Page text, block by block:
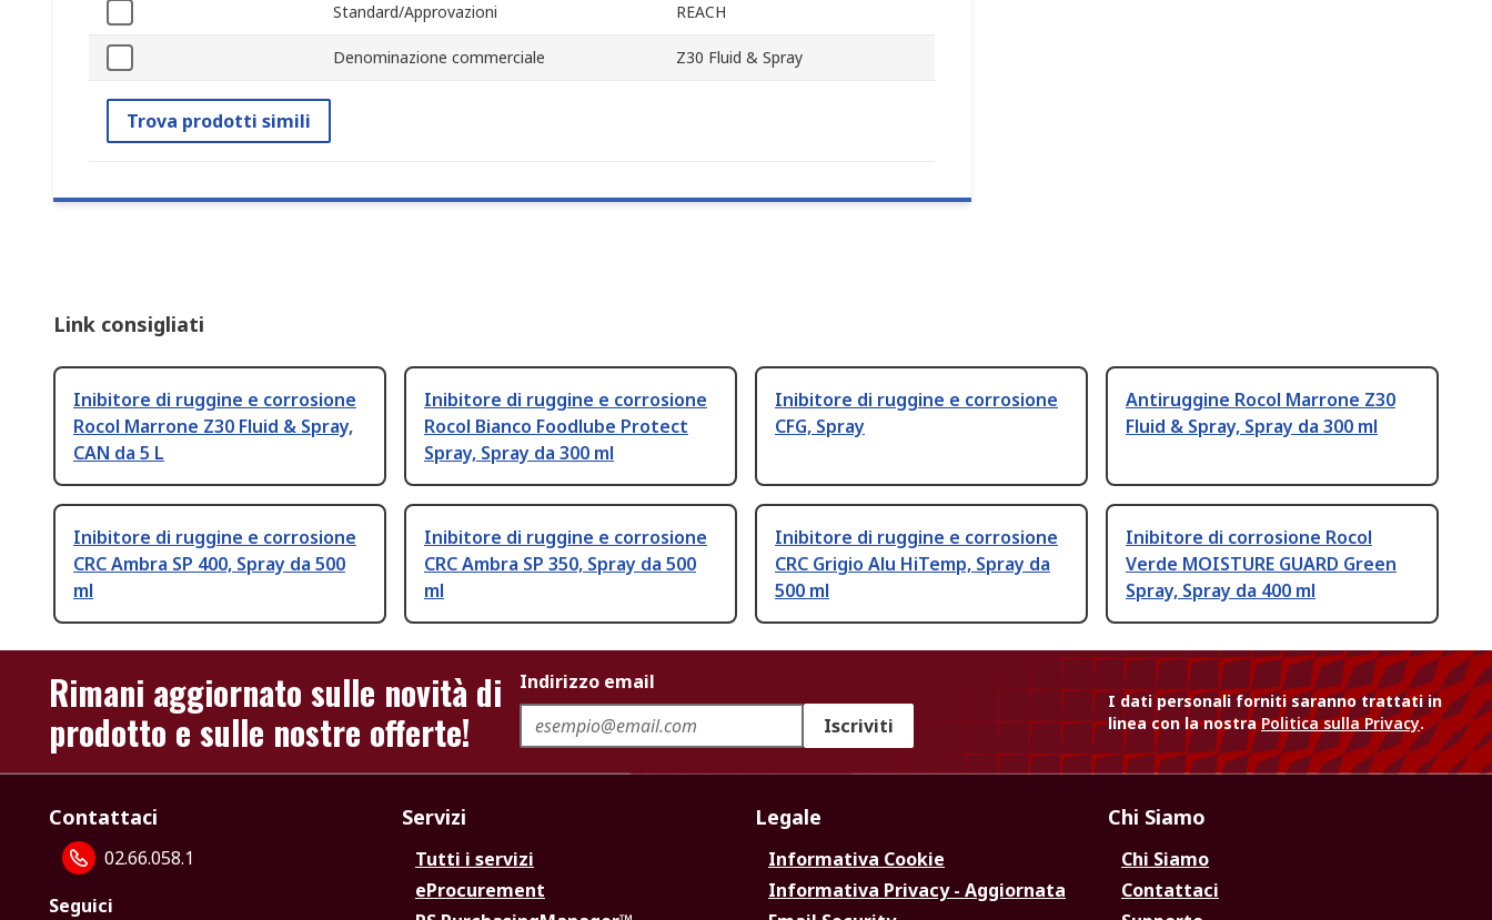
Standard/Approvazioni REACH
Denominazione commerciale Z30 Fluid & Spray
Trova prodotti simili
Link consigliati
Inibitore di ruggine e corrosione
Rocol Marrone Z30 Fluid & Spray,
CAN da 5 L
Inibitore di ruggine e corrosione
Rocol Bianco Foodlube Protect
Spray, Spray da 300 ml
Inibitore di ruggine e corrosione
CFG, Spray
Antiruggine Rocol Marrone Z30
Fluid & Spray, Spray da 300 ml
Inibitore di ruggine e corrosione
CRC Ambra SP 400, Spray da 500
ml
Inibitore di ruggine e corrosione
CRC Ambra SP 350, Spray da 500
ml
Inibitore di ruggine e corrosione
CRC Grigio Alu HiTemp, Spray da
500 ml
Inibitore di corrosione Rocol
Verde MOISTURE GUARD Green
Spray, Spray da 400 ml
Rimani aggiornato sulle novità di
prodotto e sulle nostre offerte!
Indirizzo email
Iscriviti
I dati personali forniti saranno trattati in
linea con la nostraPolitica sulla Privacy.
Contattaci
02.66.058.1
Seguici
Servizi
Tutti i servizi
eProcurement
Legale
Informativa Cookie
Informativa Privacy - Aggiornata
Chi Siamo
Chi Siamo
Contattaci